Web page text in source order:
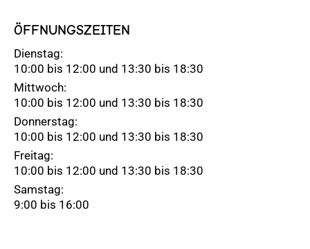
ÖFFNUNGSZEITEN
Dienstag:
10:00 bis 12:00 und 13:30 bis 18:30
Mittwoch:
10:00 bis 12:00 und 13:30 bis 18:30
Donnerstag:
10:00 bis 12:00 und 13:30 bis 18:30
Freitag:
10:00 bis 12:00 und 13:30 bis 18:30
Samstag:
9:00 bis 16:00